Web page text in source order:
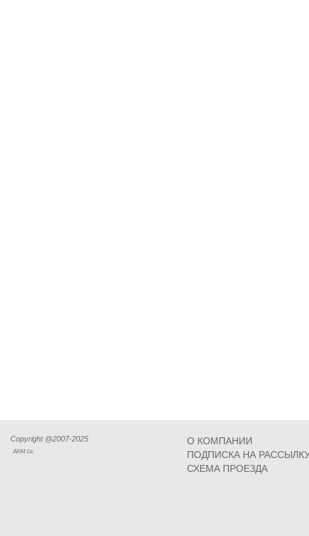
Copyright @2007-2025
ARM Llc
О КОМПАНИИ
ПОДПИСКА НА
СХЕМА ПРОЕЗДА